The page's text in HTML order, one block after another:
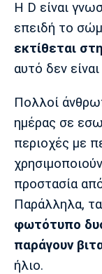
Η D είναι
επειδή το
εκτίθεται
αυτό δεν
Πολλοί
ημέρας σε
περιοχές με
προστασία
Παράλληλα,
φωτότυπο
παράγουν
ήλιο.